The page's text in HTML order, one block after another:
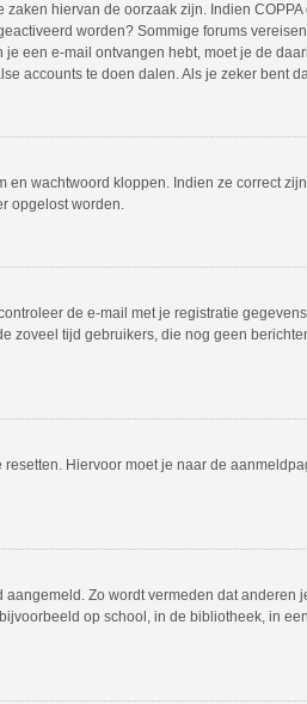
hiervan de oorzaak zijn. Indien
worden? Sommige forums
een e-mail ontvangen hebt, moet je de
accounts te doen dalen. Als je zeker bent
wachtwoord kloppen. Indien ze correct
opgelost worden.
de e-mail met je registratie
tijd gebruikers, die nog geen
Hiervoor moet je naar de
Zo wordt vermeden dat anderen
op school, in de bibliotheek, in